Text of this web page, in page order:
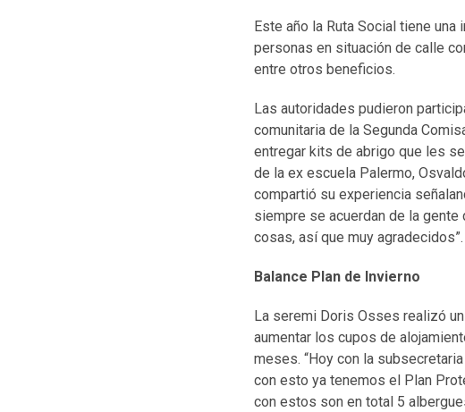
Este año la Ruta Social tiene
personas en situación de calle
entre otros beneficios.
Las autoridades pudieron
comunitaria de la Segunda
entregar kits de abrigo que les
de la ex escuela Palermo,
compartió su experiencia
siempre se acuerdan de la gente
cosas, así que muy agradecidos”.
Balance Plan de Invierno
La seremi Doris Osses realizó
aumentar los cupos de
meses. “Hoy con la
con esto ya tenemos el Plan
con estos son en total 5